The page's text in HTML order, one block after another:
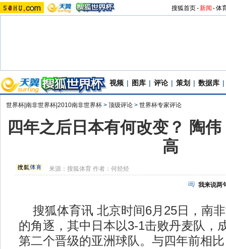
搜狐首页-新闻 -体
视频 | 图库 | 评论 | 策划 | 数据库 |
世界杯|南非世界杯|2010南非世界杯 > 顶级评论 > 世界杯专家评论
四年之后日本有何改变？ 陶
高
来源：搜狐体育 作者：何烃烃
我来说两
搜狐体育讯 北京时间6月25日，南
的角逐，其中日本以3-1击败丹麦队，
第二个晋级的亚洲球队。与四年前相